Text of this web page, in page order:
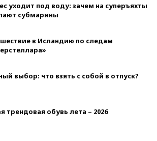
уходит под воду: зачем на суперъяхты
субмарины
в Исландию по следам
выбор: что взять с собой в отпуск?
трендовая обувь лета – 2026